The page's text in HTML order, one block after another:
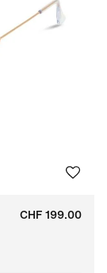
CHF 199.00